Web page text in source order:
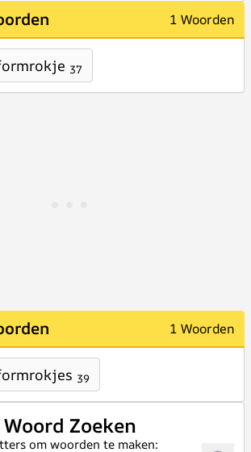
1 Woorden
37
1 Woorden
39
Woord Zoeken
om woorden te maken: